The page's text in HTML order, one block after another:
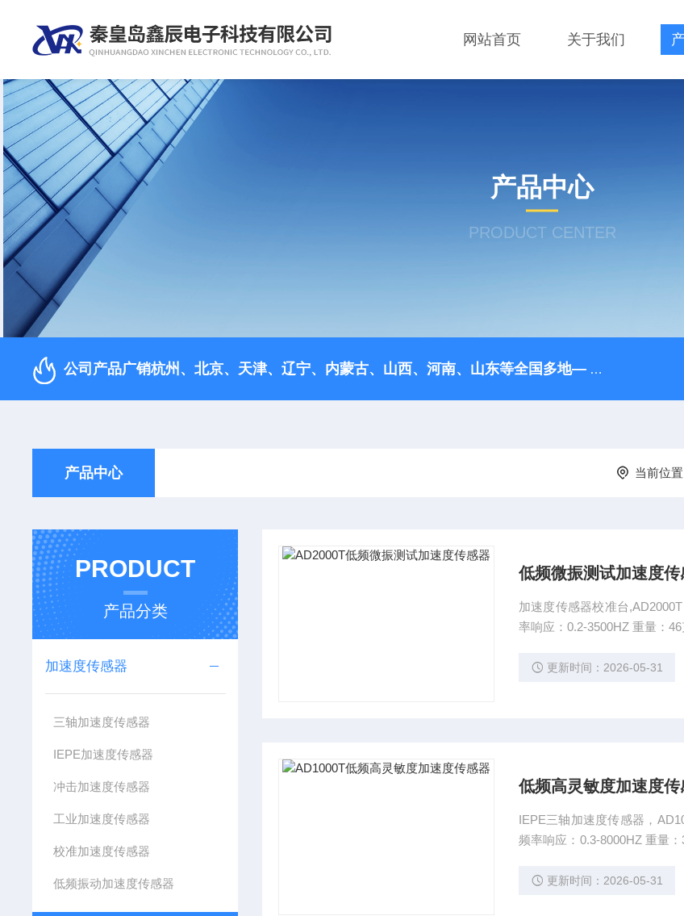
网站首页 关于我们
产品中心
PRODUCT CENTER
公司产品广销杭州、北京、天津、‌辽宁、内蒙古、山西、河南、‌山东等全国多地— HD2416数据采
产品中心 当前位置
PRODUCT
产品分类
加速度传感器
三轴加速度传感器
IEPE加速度传感器
冲击加速度传感器
工业加速度传感器
校准加速度传感器
低频振动加速度传感器
低频微振测试加速度传
加速度传感器校准台
更新时间：2026-05-31
低频高灵敏度加速度传
IEPE三轴加速度传感器，
频率响应：0.3-8000HZ 重量：35克 侧端输出 产品特点： ICP/IEPE加速度传感器 最大300米远
更新时间：2026-05-31